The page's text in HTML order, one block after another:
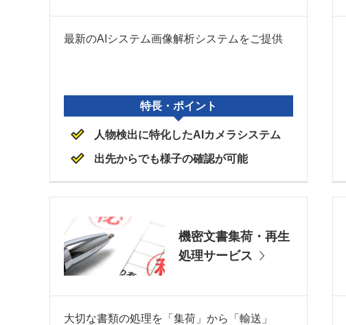
最新のAIシステム画像解析システムをご提供
特長・ポイント
人物検出に特化したAIカメラシステム
出先からでも様子の確認が可能
機密文書集荷・再生
処理サービス
大切な書類の処理を「集荷」から「輸送」